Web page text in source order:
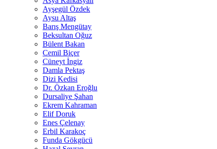
Ayşegül Özdek
Aysu Altaş
Barış Mengütay
Beksultan Oğuz
Bülent Bakan
Cemil Biçer
Cüneyt İngiz
Damla Pektaş
Dizi Kedisi
Dr. Özkan Eroğlu
Dursaliye Şahan
Ekrem Kahraman
Elif Doruk
Enes Çelenay
Erbil Karakoç
Funda Gökgücü